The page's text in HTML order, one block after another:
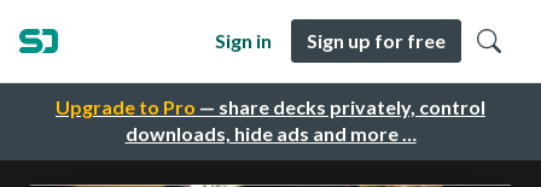
Upgrade to Pro — share decks privately, control
downloads, hide ads and more …
Sign in Sign up for free